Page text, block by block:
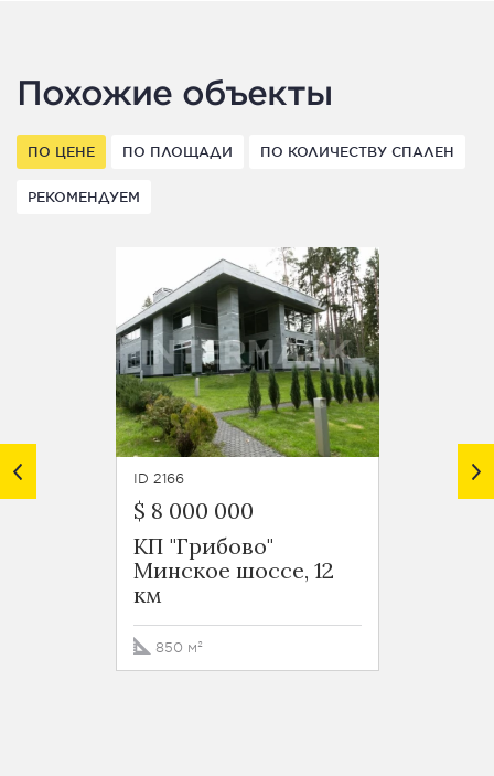
Похожие объекты
ПО ЦЕНЕ ПО ПЛОЩАДИ ПО КОЛИЧЕСТВУ СПАЛЕН
РЕКОМЕНДУЕМ
ID 2166
$ 8 000 000
КП "Грибово"
Минское шоссе, 12
км
850 м²
ID 2919